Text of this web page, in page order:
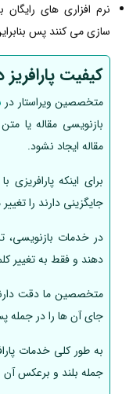
نرم افزاری های
سازی می کنند پس
کیفیت
متخصصین ویراستار در
بازنویسی مقاله یا
مقاله ایجاد نشود.
برای اینکه پارافریزی
جایگزینی دارند را
در خدمات بازنویسی،
دهند و فقط به تغییر
متخصصین ما دقت
جای آن ها را در جمله
به طور کلی خدمات
جمله بلند و برعکس